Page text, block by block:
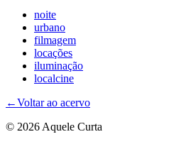
noite
urbano
filmagem
locações
iluminação
localcine
←Voltar ao acervo
© 2026 Aquele Curta